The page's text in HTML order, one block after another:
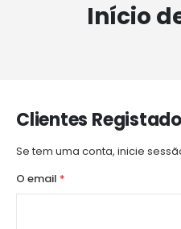
Início
Clientes
Se tem uma conta, inicie
O email